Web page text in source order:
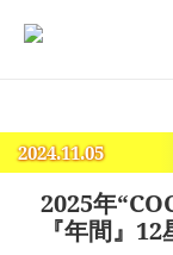
2024.11.05
2025年
『年間』